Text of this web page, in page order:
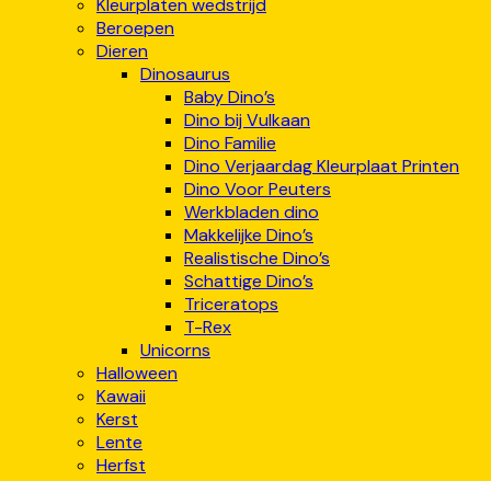
Kleurplaten wedstrijd
Beroepen
Dieren
Dinosaurus
Baby Dino’s
Dino bij Vulkaan
Dino Familie
Dino Verjaardag Kleurplaat Printen
Dino Voor Peuters
Werkbladen dino
Makkelijke Dino’s
Realistische Dino’s
Schattige Dino’s
Triceratops
T-Rex
Unicorns
Halloween
Kawaii
Kerst
Lente
Herfst